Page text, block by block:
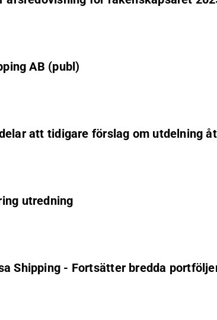
AB (publ)
att tidigare förslag om utdelning
utredning
Shipping - Fortsätter bredda